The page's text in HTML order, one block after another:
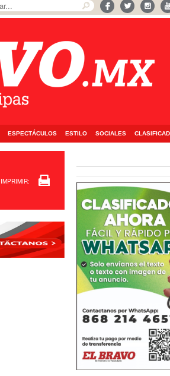
ESPECTÁCULOS ESTILO SOCIALES
IMPRIMIR: